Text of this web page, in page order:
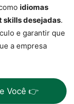
idiomas
skills desejadas.
e garantir que
a empresa
Você 👉